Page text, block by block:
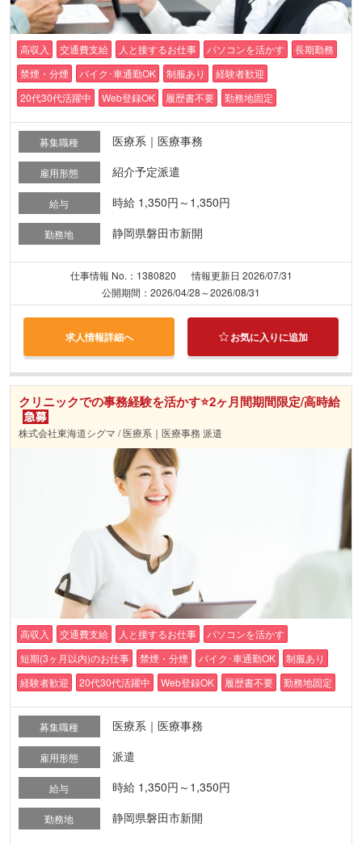
高収入 交通費支給 人と接するお仕事 パソコンを活かす
長期勤務
禁煙・分煙
バイク･車通勤OK 制服あり
経験者歓迎
20代30代活躍中
Web登録OK 履歴書不要 勤務地固定
募集職種 医療系｜医療事務
雇用形態 紹介予定派遣
給与 時給 1,350円～1,350円
勤務地 静岡県磐田市新開
仕事情報 No.：1380820
情報更新日 2026/07/31
公開期間：2026/04/28～2026/08/31
求人情報詳細へ お気に入りに追加
クリニックでの事務経験を活かす⭐2ヶ月間期間限定/高時給
株式会社東海道シグマ / 医療系｜医療事務 派遣
高収入 交通費支給 人と接するお仕事
パソコンを活かす
短期(3ヶ月以内)のお仕事
禁煙・分煙 バイク･車通勤OK
制服あり
経験者歓迎
20代30代活躍中 Web登録OK 履歴書不要 勤務地固定
募集職種 医療系｜医療事務
雇用形態 派遣
給与 時給 1,350円～1,350円
勤務地 静岡県磐田市新開